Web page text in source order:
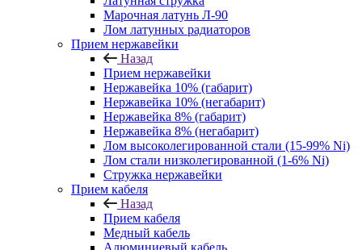
Марочная латунь Л-90
Лом латунных радиаторов
Прием нержавейки
Назад
Прием нержавейки
Нержавейка 10% (габарит)
Нержавейка 10% (негабарит)
Нержавейка 8% (габарит)
Нержавейка 8% (негабарит)
Лом высоколегированной стали (15-99% Ni)
Лом стали низколегированной (1-6% Ni)
Стружка нержавейки
Прием кабеля
Назад
Прием кабеля
Медный кабель
Алюминиевый кабель